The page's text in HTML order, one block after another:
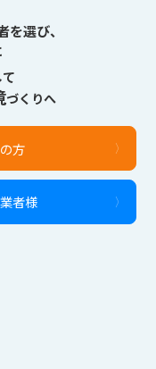
選び、
て
づくりへ
方
者様